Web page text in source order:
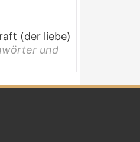
(der liebe)
und